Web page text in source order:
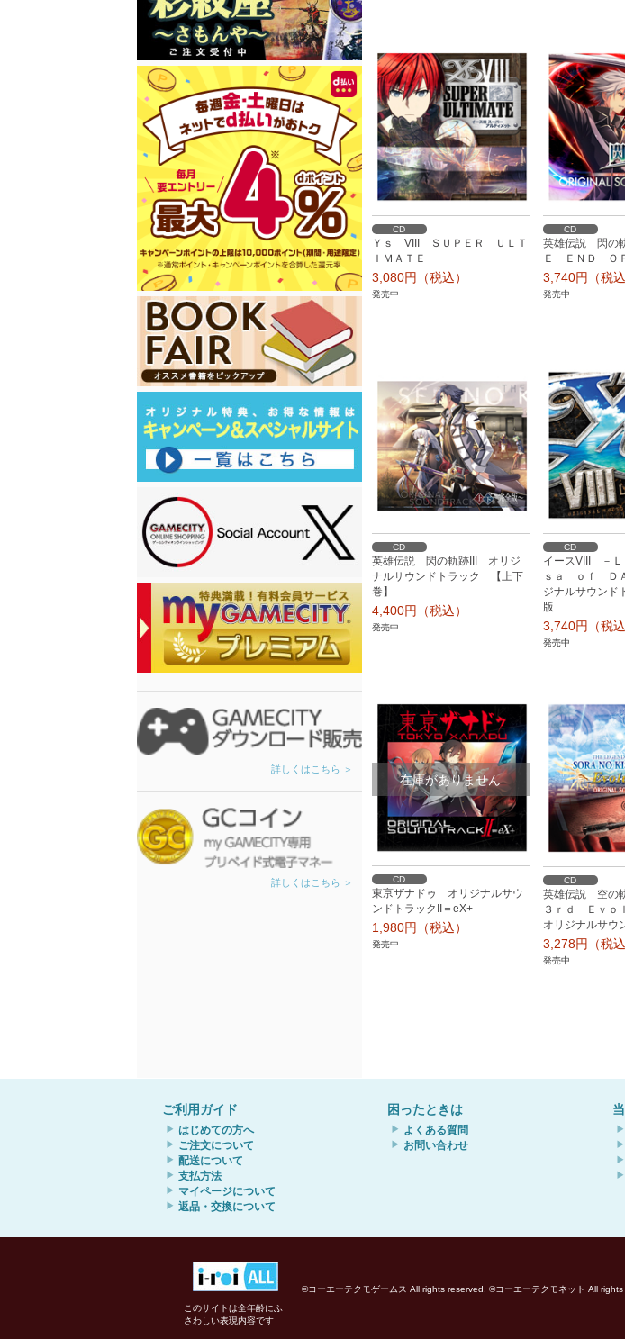
詳しくはこちら ＞
詳しくはこちら ＞
CD
Ｙｓ VIII ＳＵＰＥＲ ＵＬＴ
ＩＭＡＴＥ
3,080円（税込）
発売中
CD
英雄伝説 閃の
Ｅ ＥＮＤ Ｏ
3,740円（税込
発売中
CD
英雄伝説 閃の軌跡III オリジ
ナルサウンドトラック 【上下
巻】
4,400円（税込）
発売中
CD
イースVIII －Ｌ
ｓａ ｏｆ Ｄ
ジナルサウン
版
3,740円（税込
発売中
在庫がありません
CD
東亰ザナドゥ オリジナルサウ
ンドトラックII＝eX+
1,980円（税込）
発売中
CD
英雄伝説 空の
３ｒｄ Ｅｖｏ
オリジナルサウ
3,278円（税込
発売中
ご利用ガイド 困ったときは
はじめての方へ
ご注文について
配送について
支払方法
マイページについて
返品・交換について
よくある質問
お問い合わせ
このサイトは全年齢にふ
さわしい表現内容です
©コーエーテクモゲームス All rights reserved. ©コーエーテクモネット All rights